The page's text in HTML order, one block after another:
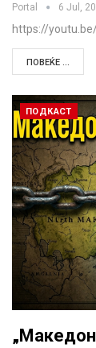
Portal 6 Jul,
https://
ПОВЕЌЕ ...
ПОДКАСТ